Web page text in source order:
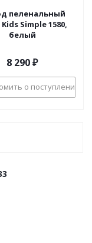
пеленальный
Simple 1580,
белый
8 290₽
о поступлении